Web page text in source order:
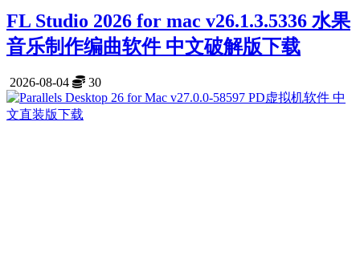
FL Studio 2026 for mac v26.1.3.5336 水果
音乐制作编曲软件 中文破解版下载
2026-08-04 30